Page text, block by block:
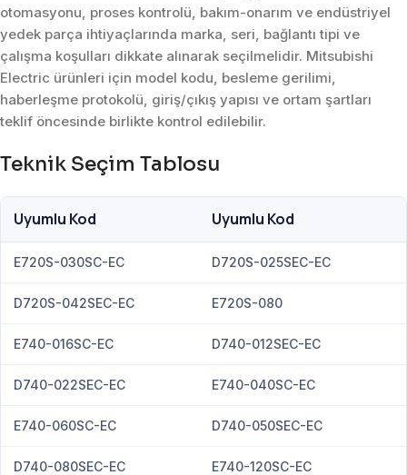
otomasyonu, proses kontrolü, bakım-onarım ve endüstriyel
yedek parça ihtiyaçlarında marka, seri, bağlantı tipi ve
çalışma koşulları dikkate alınarak seçilmelidir. Mitsubishi
Electric ürünleri için model kodu, besleme gerilimi,
haberleşme protokolü, giriş/çıkış yapısı ve ortam şartları
teklif öncesinde birlikte kontrol edilebilir.
Teknik Seçim Tablosu
Uyumlu Kod Uyumlu Kod
E720S-030SC-EC D720S-025SEC-EC
D720S-042SEC-EC E720S-080
E740-016SC-EC D740-012SEC-EC
D740-022SEC-EC E740-040SC-EC
E740-060SC-EC D740-050SEC-EC
D740-080SEC-EC E740-120SC-EC